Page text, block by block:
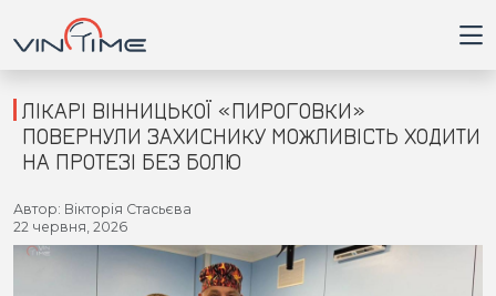
Головна
Війна
ЛІКАРІ ВІННИЦЬКОЇ «ПИРОГОВКИ»
ПОВЕРНУЛИ ЗАХИСНИКУ МОЖЛИВІСТЬ ХОДИТИ
НА ПРОТЕЗІ БЕЗ БОЛЮ
Автор: Вікторія Стасьєва
22 червня, 2026